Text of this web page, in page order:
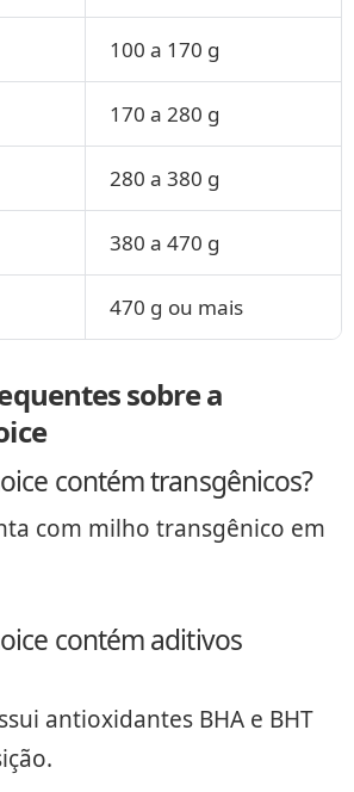
100 a 170 g
170 a 280 g
280 a 380 g
380 a 470 g
470 g ou mais
sobre a
contém transgênicos?
com milho transgênico em
contém aditivos
antioxidantes BHA e BHT